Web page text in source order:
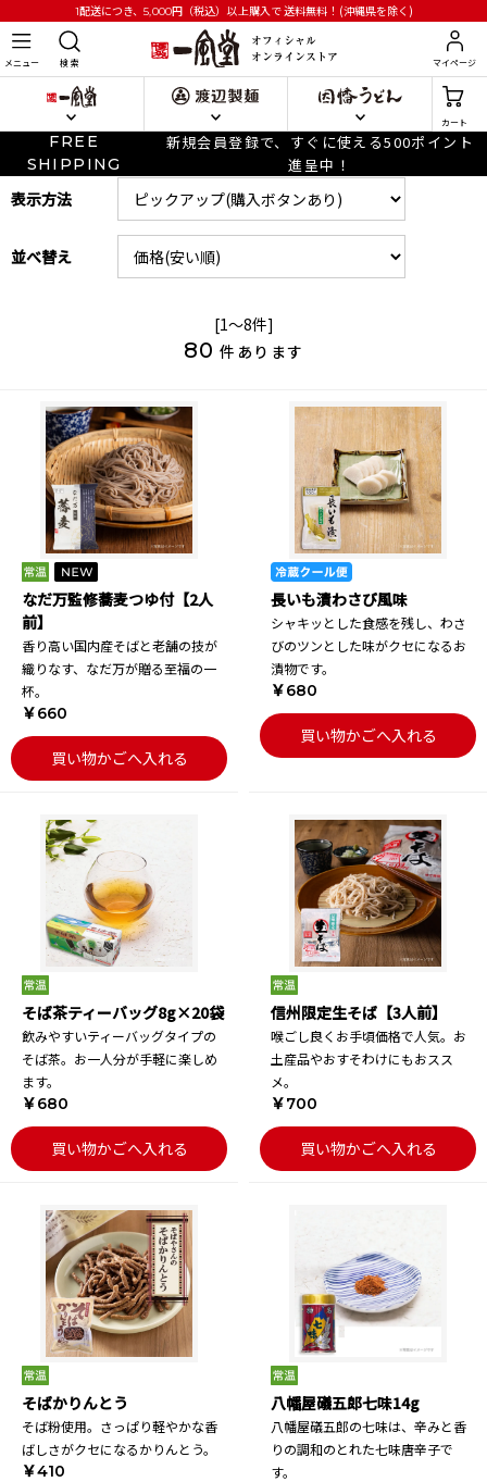
1配送につき、5,000円 （税込）以上購入で送料無料！(沖縄県を除く)
メニュー 検 索 マイページ
カート
FREE
SHIPPING
新規会員登録で、すぐに使える500ポイント
進呈中！
表示方法
並べ替え
[1～8件]
80 件あります
なだ万監修蕎麦つゆ付【2人
前】
香り高い国内産そばと老舗の技が
織りなす、なだ万が贈る至福の一
杯。
￥660
買い物かごへ入れる
長いも漬わさび風味
シャキッとした食感を残し、わさ
びのツンとした味がクセになるお
漬物です。
￥680
買い物かごへ入れる
そば茶ティーバッグ8g×20袋
飲みやすいティーバッグタイプの
そば茶。お一人分が手軽に楽しめ
ます。
￥680
買い物かごへ入れる
信州限定生そば【3人前】
喉ごし良くお手頃価格で人気。お
土産品やおすそわけにもおスス
メ。
￥700
買い物かごへ入れる
そばかりんとう
そば粉使用。さっぱり軽やかな香
ばしさがクセになるかりんとう。
￥410
八幡屋礒五郎七味14g
八幡屋礒五郎の七味は、辛みと香
りの調和のとれた七味唐辛子で
す。